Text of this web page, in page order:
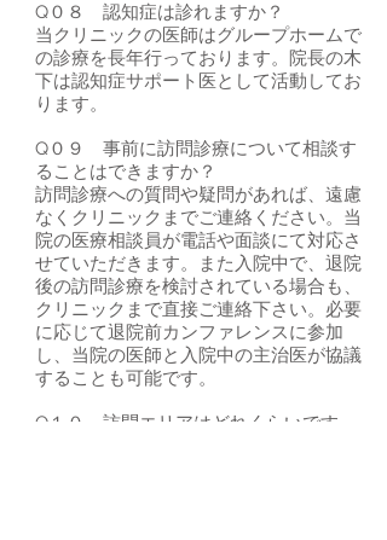
Q０８ 認知症は診れますか？
当クリニックの医師はグループホームで
の診療を長年行っております。院長の木
下は認知症サポート医として活動してお
ります。
Q０９ 事前に訪問診療について相談す
ることはできますか？
訪問診療への質問や疑問があれば、遠慮
なくクリニックまでご連絡ください。当
院の医療相談員が電話や面談にて対応さ
せていただきます。また入院中で、退院
後の訪問診療を検討されている場合も、
クリニックまで直接ご連絡下さい。必要
に応じて退院前カンファレンスに参加
し、当院の医師と入院中の主治医が協議
することも可能です。
Q１０ 訪問エリアはどれくらいです